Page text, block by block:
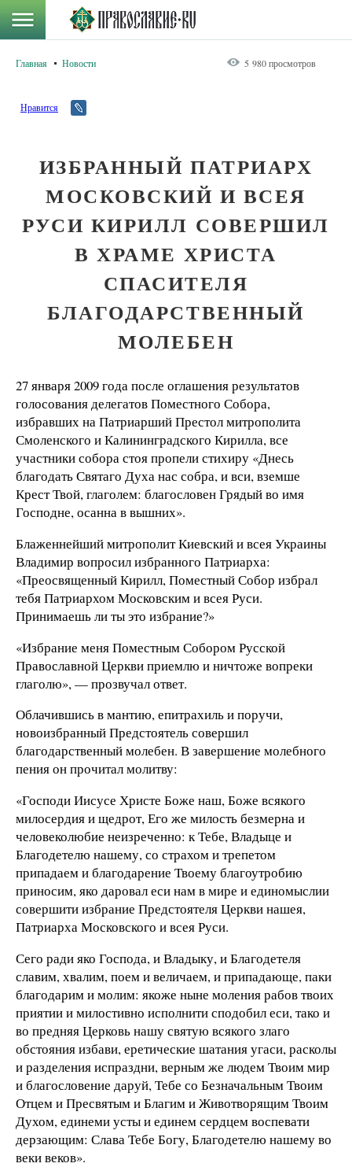
Главная Новости 5 980 просмотров
Нравится
ИЗБРАННЫЙ ПАТРИАРХ
МОСКОВСКИЙ И ВСЕЯ
РУСИ КИРИЛЛ СОВЕРШИЛ
В ХРАМЕ ХРИСТА
СПАСИТЕЛЯ
БЛАГОДАРСТВЕННЫЙ
МОЛЕБЕН
27 января 2009 года после оглашения результатов
голосования делегатов Поместного Собора,
избравших на Патриарший Престол митрополита
Смоленского и Калининградского Кирилла, все
участники собора стоя пропели стихиру «Днесь
благодать Святаго Духа нас собра, и вси, вземше
Крест Твой, глаголем: благословен Грядый во имя
Господне, осанна в вышних».
Блаженнейший митрополит Киевский и всея Украины
Владимир вопросил избранного Патриарха:
«Преосвященный Кирилл, Поместный Собор избрал
тебя Патриархом Московским и всея Руси.
Принимаешь ли ты это избрание?»
«Избрание меня Поместным Собором Русской
Православной Церкви приемлю и ничтоже вопреки
глаголю», — прозвучал ответ.
Облачившись в мантию, епитрахиль и поручи,
новоизбранный Предстоятель совершил
благодарственный молебен. В завершение молебного
пения он прочитал молитву:
«Господи Иисусе Христе Боже наш, Боже всякого
милосердия и щедрот, Его же милость безмерна и
человеколюбие неизреченно: к Тебе, Владыце и
Благодетелю нашему, со страхом и трепетом
припадаем и благодарение Твоему благоутробию
приносим, яко даровал еси нам в мире и единомыслии
совершити избрание Предстоятеля Церкви нашея,
Патриарха Московского и всея Руси.
Сего ради яко Господа, и Владыку, и Благодетеля
славим, хвалим, поем и величаем, и припадающе, паки
благодарим и молим: якоже ныне моления рабов твоих
приятии и милостивно исполнити сподобил еси, тако и
во предняя Церковь нашу святую всякого злаго
обстояния избави, еретические шатания угаси, расколы
и разделения испраздни, верным же людем Твоим мир
и благословение даруй, Тебе со Безначальным Твоим
Отцем и Пресвятым и Благим и Животворящим Твоим
Духом, единеми усты и единем сердцем воспевати
дерзающим: Слава Тебе Богу, Благодетелю нашему во
веки веков».